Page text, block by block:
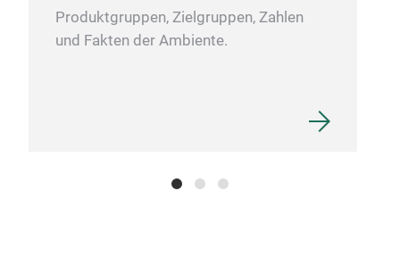
Produktgruppen, Zielgruppen, Zahlen
und Fakten der Ambiente.